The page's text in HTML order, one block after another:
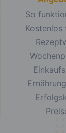
So
Kostenlos